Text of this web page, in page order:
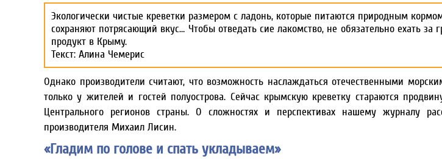
Экологически чистые креветки размером с ладонь, которые питаются природным
сохраняют потрясающий вкус… Чтобы отведать сие лакомство, не обязательно ехать
продукт в Крыму.
Текст: Алина Чемерис
Однако производители считают, что возможность наслаждаться отечественными
только у жителей и гостей полуострова. Сейчас крымскую креветку стараются
Центрального регионов страны. О сложностях и перспективах нашему журналу
производителя Михаил Лисин.
«Гладим по голове и спать укладываем»